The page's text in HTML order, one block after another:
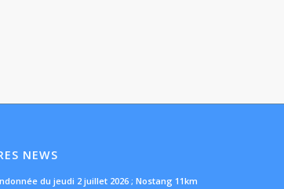
NEWS
du jeudi 2 juillet 2026 ; Nostang 11km